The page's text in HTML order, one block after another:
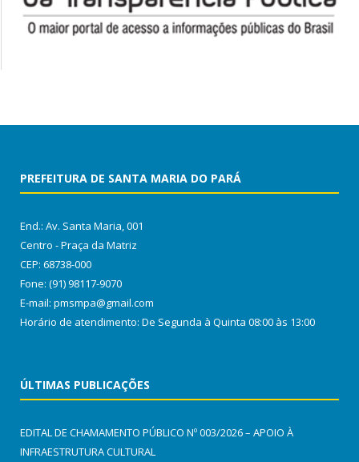
PREFEITURA DE SANTA MARIA DO PARÁ
End.: Av. Santa Maria, 001
Centro - Praça da Matriz
CEP: 68738-000
Fone: (91) 98117-9070
E-mail: pmsmpa@gmail.com
Horário de atendimento: De Segunda à Quinta 08:00 às 13:00
ÚLTIMAS PUBLICAÇÕES
EDITAL DE CHAMAMENTO PÚBLICO Nº 003/2026 – APOIO À
INFRAESTRUTURA CULTURAL